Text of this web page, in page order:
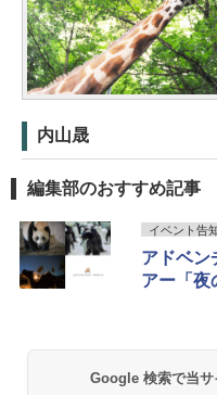
内山晟
編集部のおすすめ記事
イベント告
アドベン
アー「夜
Google 検索で当サ